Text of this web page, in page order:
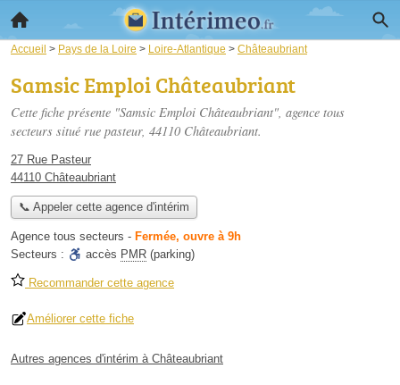
Accueil > Pays de la Loire > Loire-Atlantique > Châteaubriant
Samsic Emploi Châteaubriant
Cette fiche présente "Samsic Emploi Châteaubriant", agence tous
secteurs situé rue pasteur, 44110 Châteaubriant.
27 Rue Pasteur
44110 Châteaubriant
📞 Appeler cette agence d'intérim
Agence tous secteurs - Fermée, ouvre à 9h
Secteurs :
accès PMR (parking)
Recommander cette agence
Améliorer cette fiche
Autres agences d'intérim à Châteaubriant